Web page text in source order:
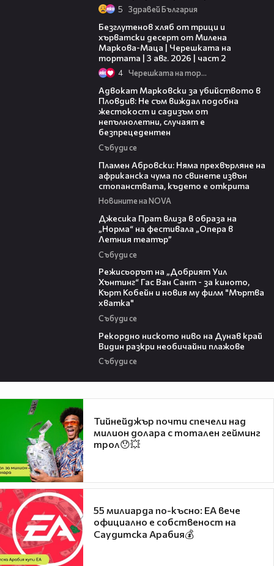
5 Здравей България
Безглутенов хляб от трици и
хърватски десерт от Милена
Маркова-Маца | Черешката на
тортата | 3 авг. 2026 | част 2
4 Черешката на тортата
Адвокат Марковски за убийството в
Пловдив: Не съм виждал подобна
жестокост и садизъм от
непълнолетни, случаят е
безпрецедентен
Събуди се
Пламен Абровски: Няма прехвърляне на
африканска чума по свинете извън
стопанствата, където е открита
Новините на NOVA
Джесика Прат влиза в образа на
„Норма“ на фестивала „Опера в
Летния театър”
Събуди се
Режисьорът на „Добрият Уил
Хънтинг“ Гас Ван Сант - за киното,
Кърт Кобейн и новия му филм "Мъртва
хватка"
Събуди се
Рекордно ниското ниво на Дунав край
Видин разкри необичайни плажове
Събуди се
Тийнейджър почти спечели над
милион долара с тотален гейминг
трол😯💥
55 милиарда по-късно: EA вече
официално е собственост на
Саудитска Арабия💰